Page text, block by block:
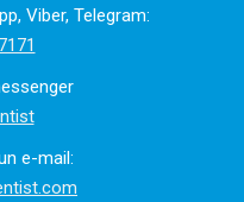
Viber, Telegram:
e-mail: